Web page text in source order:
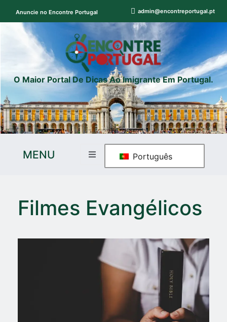
Anuncie no Encontre Portugal admin@encontreportugal.pt
O Maior Portal De Dicas Ao Imigrante Em Portugal.
MENU Português
Filmes Evangélicos